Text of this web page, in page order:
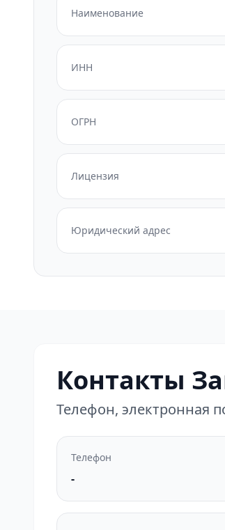
Наименование
ИНН
ОГРН
Лицензия
Юридический адрес
Контакты
Телефон, электронная
Телефон
-